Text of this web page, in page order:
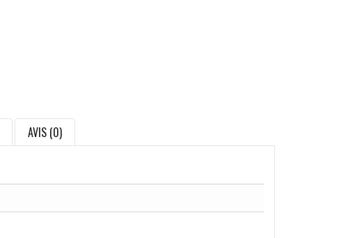
AVIS (0)